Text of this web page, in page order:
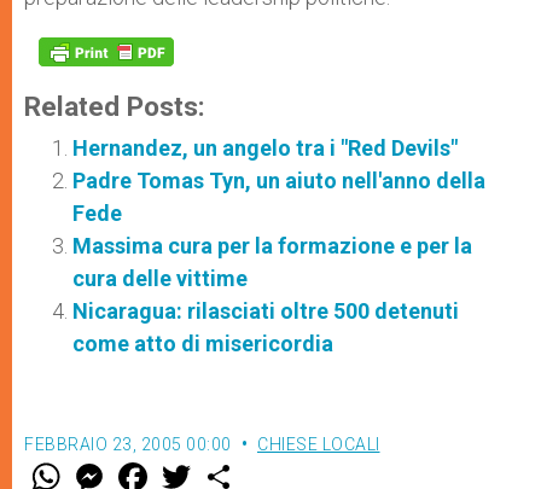
Related Posts:
Hernandez, un angelo tra i "Red Devils"
Padre Tomas Tyn, un aiuto nell'anno della
Fede
Massima cura per la formazione e per la
cura delle vittime
Nicaragua: rilasciati oltre 500 detenuti
come atto di misericordia
FEBBRAIO 23, 2005 00:00 CHIESE LOCALI
W M F